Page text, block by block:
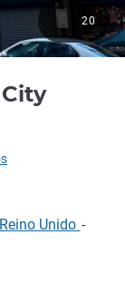
20
Unido -